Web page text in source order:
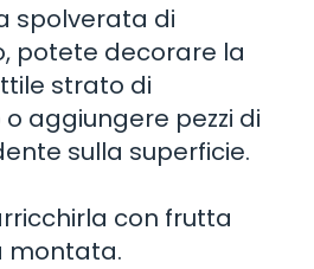
spolverata di
potete decorare la
strato di
aggiungere pezzi di
sulla superficie.
con frutta
montata.